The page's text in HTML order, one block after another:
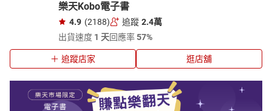
樂天Kobo電子書
4.9 (2188) 追蹤 2.4萬
出貨速度 1 天回應率57%
追蹤店家 逛店舖